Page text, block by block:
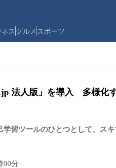
ス グルメ スポーツ
法人版」を導入 多様化
習ツールのひとつとして、ス
00分